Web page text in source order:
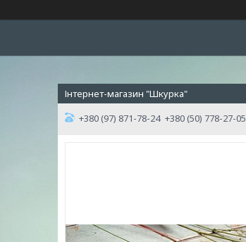
Інтернет-магазин "Шкурка"
+380 (97) 871-78-24 +380 (50) 778-27-05